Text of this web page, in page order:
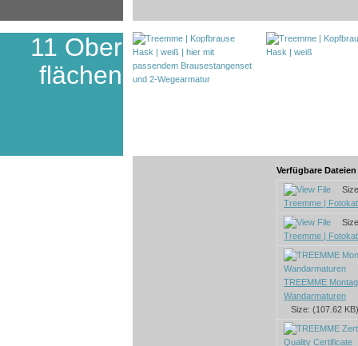
11 Ober
flächen
Verfügbare
Treemme |
Treemme |
TREEMME
Wandarmaturen
Size: (107.62 KB)